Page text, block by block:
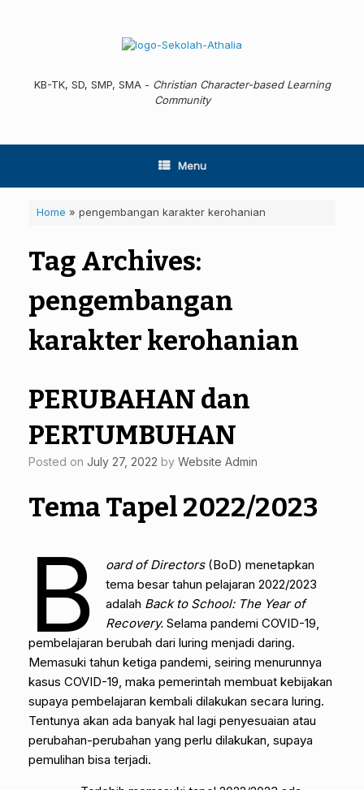
KB-TK, SD, SMP, SMA - Christian Character-based Learning
Community
Menu
Home » pengembangan karakter kerohanian
Tag Archives:
pengembangan
karakter kerohanian
PERUBAHAN dan
PERTUMBUHAN
Posted on July 27, 2022 by Website Admin
Tema Tapel 2022/2023
B oard of Directors (BoD) menetapkan
tema besar tahun pelajaran 2022/2023
adalah Back to School: The Year of
Recovery. Selama pandemi COVID-19,
pembelajaran berubah dari luring menjadi daring.
Memasuki tahun ketiga pandemi, seiring menurunnya
kasus COVID-19, maka pemerintah membuat kebijakan
supaya pembelajaran kembali dilakukan secara luring.
Tentunya akan ada banyak hal lagi penyesuaian atau
perubahan-perubahan yang perlu dilakukan, supaya
pemulihan bisa terjadi.